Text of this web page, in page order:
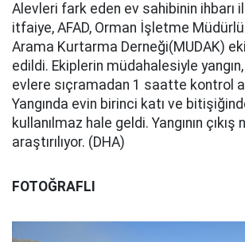
Alevleri fark eden ev sahibinin ihbarı
itfaiye, AFAD, Orman İşletme
Arama Kurtarma Derneği(MUDAK)
edildi. Ekiplerin müdahalesiyle
evlere sıçramadan 1 saatte kontrol
Yangında evin birinci katı ve
kullanılmaz hale geldi. Yangının çıkış
araştırılıyor. (DHA)
FOTOĞRAFLI